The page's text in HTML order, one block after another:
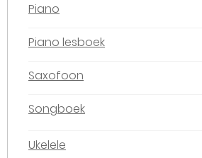
Piano
Piano lesboek
Saxofoon
Songboek
Ukelele